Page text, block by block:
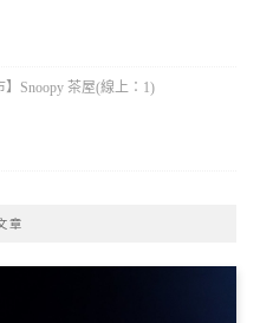
】Snoopy 茶屋(線上：1)
章